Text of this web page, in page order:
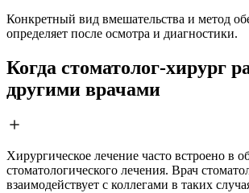
Конкретный вид вмешательства и метод
определяет после осмотра и диагностики.
Когда стоматолог-хирург
другими врачами
Хирургическое лечение часто встроено в
стоматологического лечения. Врач
взаимодействует с коллегами в таких